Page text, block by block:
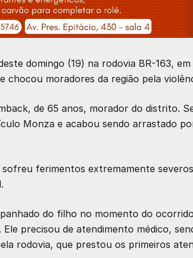
domingo (19) na rodovia BR-163,
chocou moradores da região pela
de 65 anos, morador do distrito.
Monza e acabou sendo arrastado
ferimentos extremamente
do filho no momento do
precisou de atendimento médico,
rodovia, que prestou os primeiros